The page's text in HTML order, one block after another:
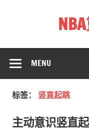
MENU
标签： 竖直起跳
主动意识竖直